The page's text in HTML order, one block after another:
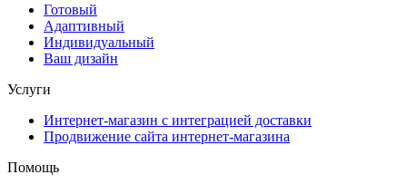
Готовый
Адаптивный
Индивидуальный
Ваш дизайн
Услуги
Интернет-магазин с интеграцией доставки
Продвижение сайта интернет-магазина
Помощь